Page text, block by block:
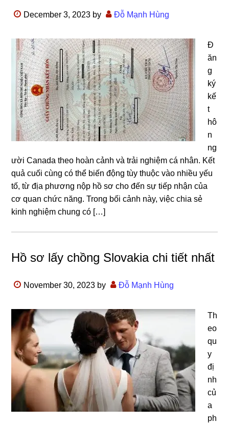
December 3, 2023 by Đỗ Mạnh Hùng
Đ
ăn
g
ký
kế
t
hô
n
ng
ười Canada theo hoàn cảnh và trải nghiệm cá nhân. Kết
quả cuối cùng có thể biến động tùy thuộc vào nhiều yếu
tố, từ địa phương nộp hồ sơ cho đến sự tiếp nhận của
cơ quan chức năng. Trong bối cảnh này, việc chia sẻ
kinh nghiệm chung có […]
Hồ sơ lấy chồng Slovakia chi tiết nhất
November 30, 2023 by Đỗ Mạnh Hùng
Th
eo
qu
y
đị
nh
củ
a
ph